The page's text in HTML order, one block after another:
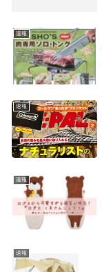
速報
速報
速報
速報